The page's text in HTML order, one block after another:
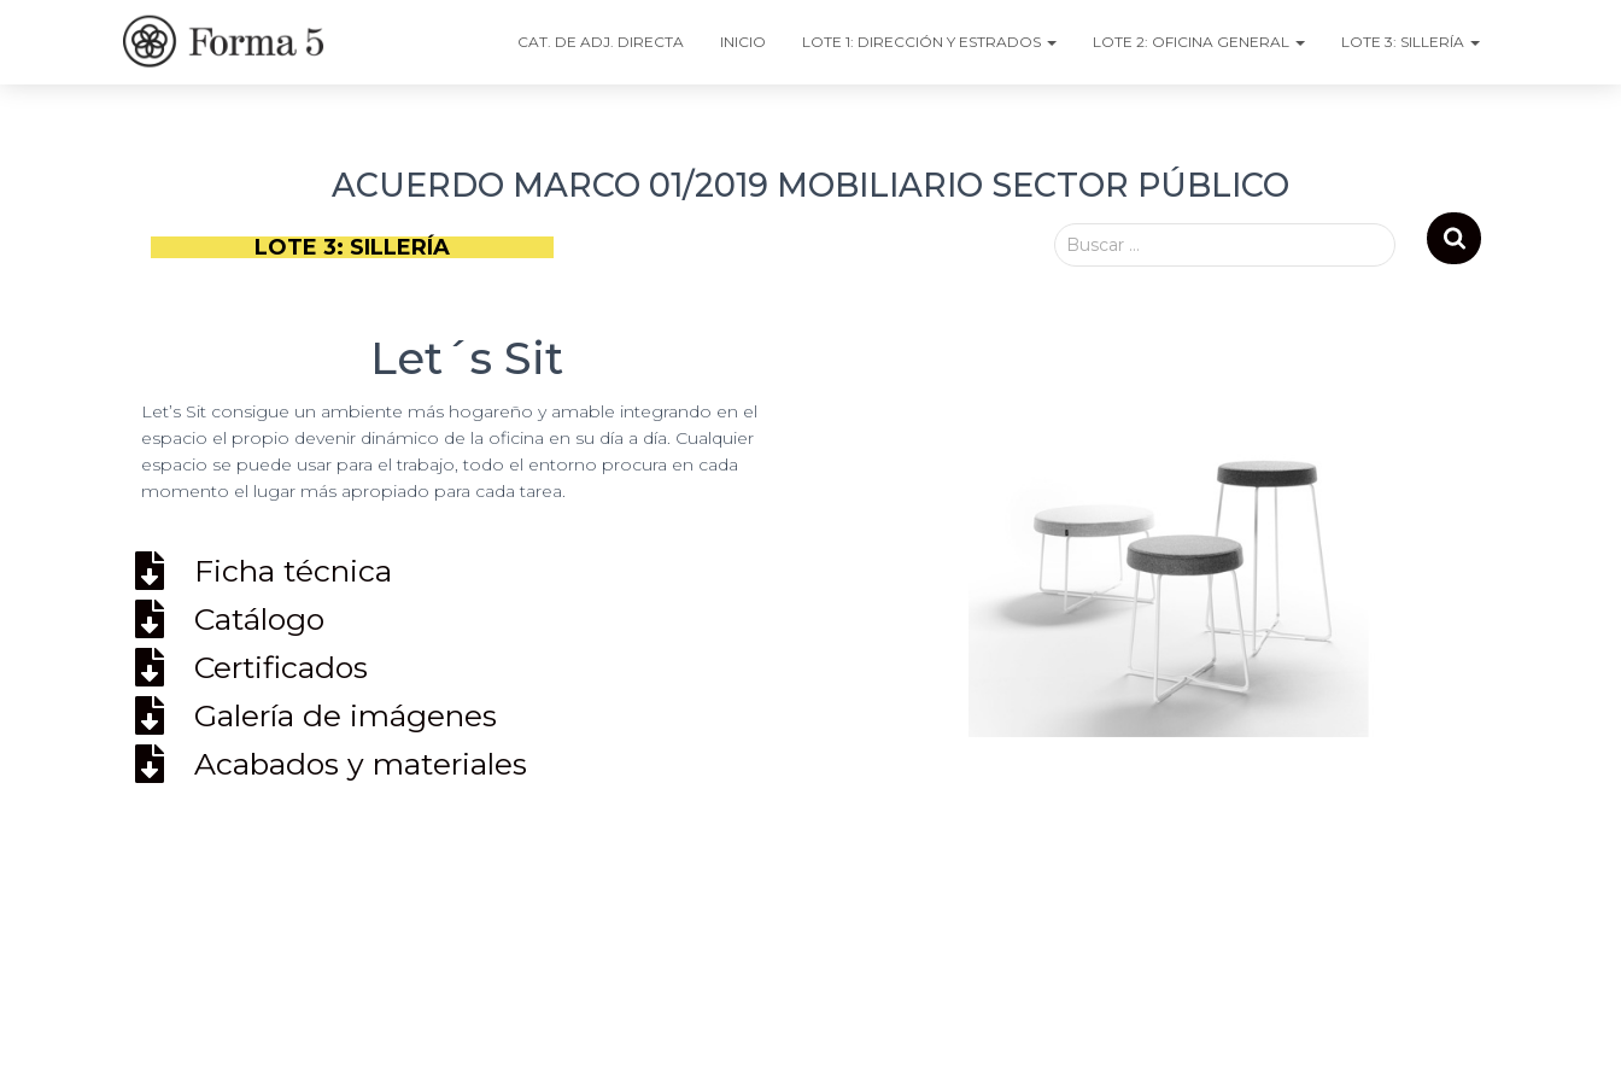
CAT. DE ADJ. DIRECTA INICIO LOTE 1: DIRECCIÓN Y ESTRADOS LOTE 2: OFICINA GENERAL LOTE 3: SILLERÍA
ACUERDO MARCO 01/2019 MOBILIARIO SECTOR PÚBLICO
LOTE 3: SILLERÍA Buscar …
Let´s Sit
Let’s Sit consigue un ambiente más hogareño y amable integrando en el
espacio el propio devenir dinámico de la oficina en su día a día. Cualquier
espacio se puede usar para el trabajo, todo el entorno procura en cada
momento el lugar más apropiado para cada tarea.
Ficha técnica
Catálogo
Certificados
Galería de imágenes
Acabados y materiales